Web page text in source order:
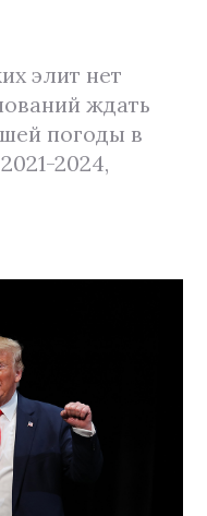
элит нет
ждать
погоды в
2024,